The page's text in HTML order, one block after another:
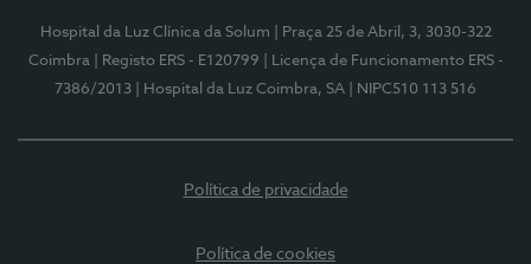
Hospital da Luz Clínica da Solum
| Praça 25 de Abril, 3, 3030-322
Coimbra
| Registo ERS - E120799
| Licença de Funcionamento ERS -
7386/2013
| Hospital da Luz Coimbra, SA | NIPC510 113 516
Política de privacidade
Política de cookies